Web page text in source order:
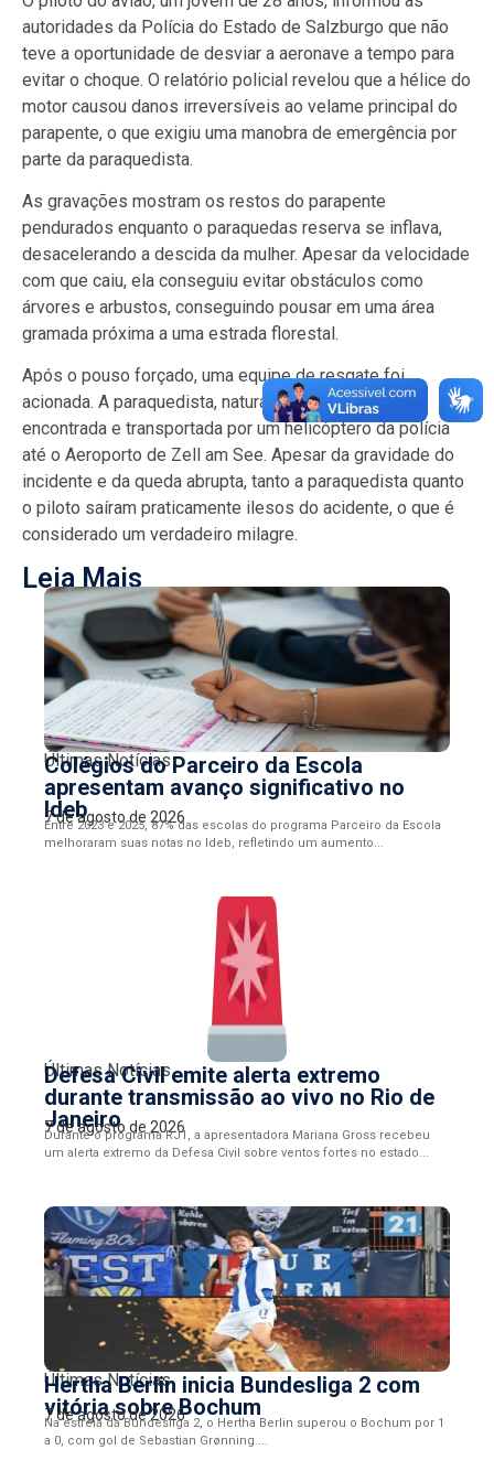
autoridades da Polícia do Estado de Salzburgo que não
teve a oportunidade de desviar a aeronave a tempo para
evitar o choque. O relatório policial revelou que a hélice do
motor causou danos irreversíveis ao velame principal do
parapente, o que exigiu uma manobra de emergência por
parte da paraquedista.
As gravações mostram os restos do parapente
pendurados enquanto o paraquedas reserva se inflava,
desacelerando a descida da mulher. Apesar da velocidade
com que caiu, ela conseguiu evitar obstáculos como
árvores e arbustos, conseguindo pousar em uma área
gramada próxima a uma estrada florestal.
Após o pouso forçado, uma equipe de resgate foi
acionada. A paraquedista, natural da Alta Áustria, foi
encontrada e transportada por um helicóptero da polícia
até o Aeroporto de Zell am See. Apesar da gravidade do
incidente e da queda abrupta, tanto a paraquedista quanto
o piloto saíram praticamente ilesos do acidente, o que é
considerado um verdadeiro milagre.
Leia Mais
Últimas Notícias
Colégios do Parceiro da Escola
apresentam avanço significativo no
Ideb
7 de agosto de 2026
Entre 2023 e 2025, 87% das escolas do programa Parceiro da Escola
melhoraram suas notas no Ideb, refletindo um aumento...
Últimas Notícias
Defesa Civil emite alerta extremo
durante transmissão ao vivo no Rio de
Janeiro
7 de agosto de 2026
Durante o programa RJ1, a apresentadora Mariana Gross recebeu
um alerta extremo da Defesa Civil sobre ventos fortes no estado...
Últimas Notícias
Hertha Berlin inicia Bundesliga 2 com
vitória sobre Bochum
7 de agosto de 2026
Na estreia da Bundesliga 2, o Hertha Berlin superou o Bochum por 1
a 0, com gol de Sebastian Grønning....